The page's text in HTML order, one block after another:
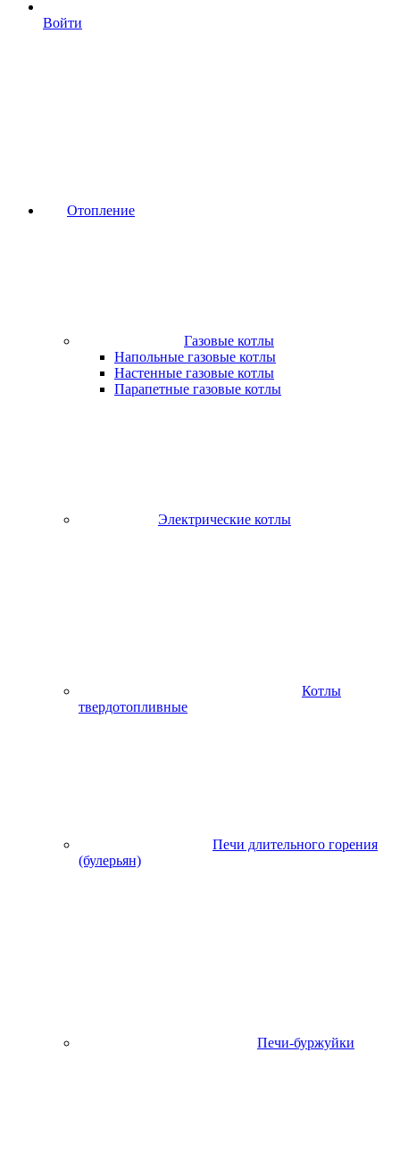
Войти
Отопление
Газовые котлы
Напольные газовые котлы
Настенные газовые котлы
Парапетные газовые котлы
Электрические котлы
Котлы
твердотопливные
Печи длительного горения
(булерьян)
Печи-буржуйки